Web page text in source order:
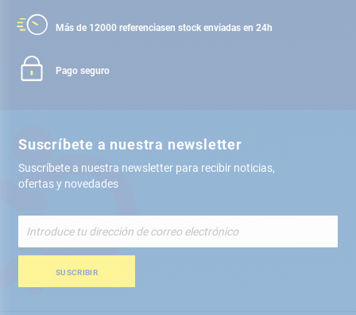
Más de 12000 referenciasen stock enviadas en 24h
Pago seguro
Suscríbete a nuestra newsletter
Suscríbete a nuestra newsletter para recibir noticias,
ofertas y novedades
nuestro
de
SUSCRIBIR